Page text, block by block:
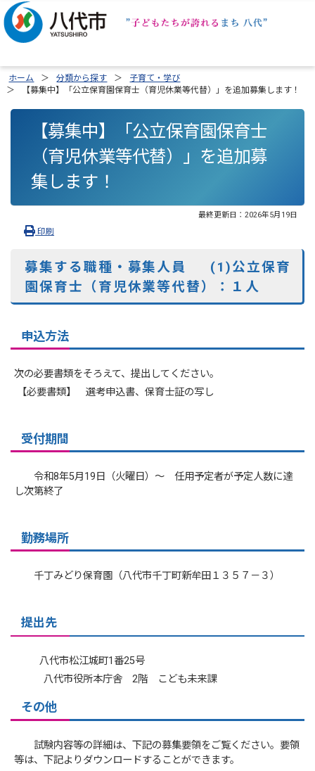
ホーム 分類から探す
子育て・学び
【募集中】「公立保育園保育士（育児休業等代替）」を追加募集します！
【募集中】「公立保育園保育士
（育児休業等代替）」を追加募
集します！
最終更新日： 2026年5月19日
印刷
募集する職種・募集人員
(1)公立保育
園保育士（育児休業等代替）：１人
申込方法
次の必要書類をそろえて、提出してください。
【必要書類】 選考申込書、保育士証の写し
受付期間
令和8年5月19日（火曜日）～ 任用予定者が予定人数に達
し次第終了
勤務場所
千丁みどり保育園（八代市千丁町新牟田１３５７－３）
提出先
八代市松江城町1番25号
八代市役所本庁舎 2階 こども未来課
その他
試験内容等の詳細は、下記の募集要領をご覧ください。要領
等は、下記よりダウンロードすることができます。